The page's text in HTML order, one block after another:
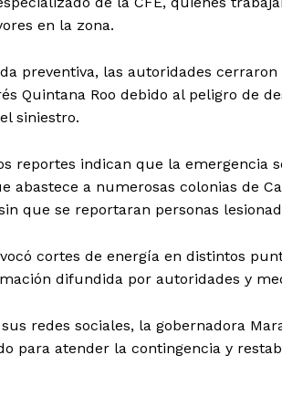
Yucatán
en la zona.
preventiva, las autoridades
Quintana Roo debido al peligro de
siniestro.
reportes indican que la emergencia
abastece a numerosas colonias de
que se reportaran personas
cortes de energía en distintos
difundida por autoridades y
redes sociales, la gobernadora
para atender la contingencia y